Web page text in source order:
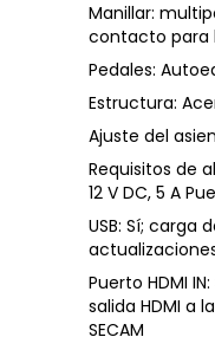
Manillar:
contacto para
Pedales:
Estructura:
Ajuste del
Requisitos de
12 V DC, 5 A
USB: Sí; carga
Puerto HDMI
salida HDMI a
SECAM